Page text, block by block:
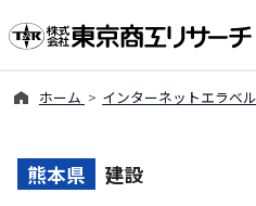
ホーム インターネットエラベル
熊本県 建設